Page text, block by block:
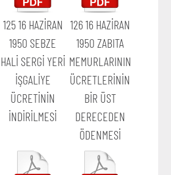
125 16 HAZİRAN
1950 SEBZE
HALİ SERGİ YERİ
İŞGALİYE
ÜCRETİNİN
İNDİRİLMESİ
126 16 HAZİRAN
1950 ZABITA
MEMURLARININ
ÜCRETLERİNİN
BİR ÜST
DERECEDEN
ÖDENMESİ